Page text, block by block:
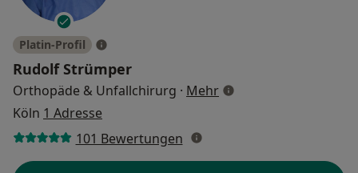
Platin-Profil
Rudolf Strümper
Orthopäde & Unfallchirurg · Mehrüber Spezialisierungen
Köln 1 Adresse
101 Bewertungen